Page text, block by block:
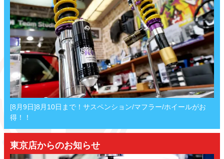
[8月9日]8月10日まで！サスペンション/マフラー/ホイールがお
得！！
東京店からのお知らせ